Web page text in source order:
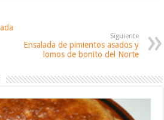
Siguiente
Ensalada de pimientos asados y
lomos de bonito del Norte